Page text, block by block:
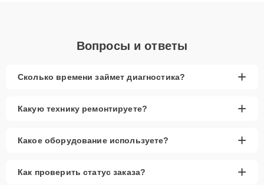
Вопросы и ответы
Сколько времени займет диагностика? +
Какую технику ремонтируете? +
Какое оборудование используете? +
Как проверить статус заказа? +